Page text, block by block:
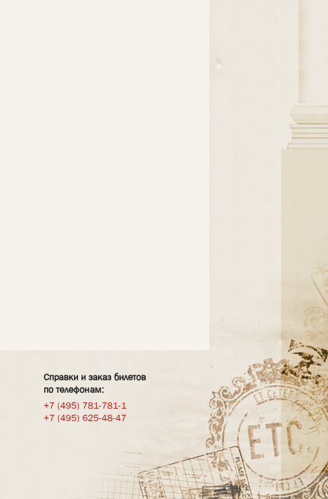
Справки и заказ билетов
по телефонам:
+7 (495) 781-781-1
+7 (495) 625-48-47